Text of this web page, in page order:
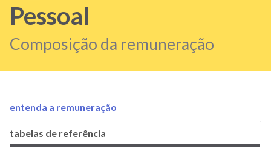
Pessoal
Composição da remuneração
Menu
entenda a remuneração
tabelas de referência